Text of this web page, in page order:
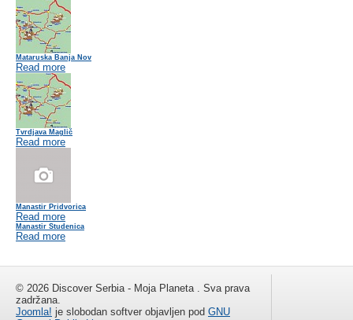
Mataruska Banja Nov
Read more
Tvrdjava Maglič
Read more
Manastir Pridvorica
Read more
Manastir Studenica
Read more
© 2026 Discover Serbia - Moja Planeta . Sva prava
zadržana.
Joomla! je slobodan softver objavljen pod GNU